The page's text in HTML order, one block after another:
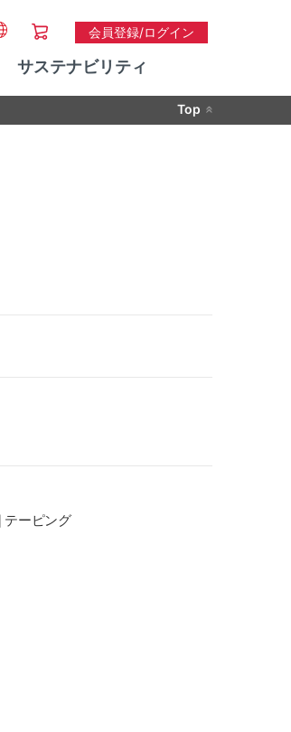
会員登録/ログイン
サステナビリティ
Top
テーピング